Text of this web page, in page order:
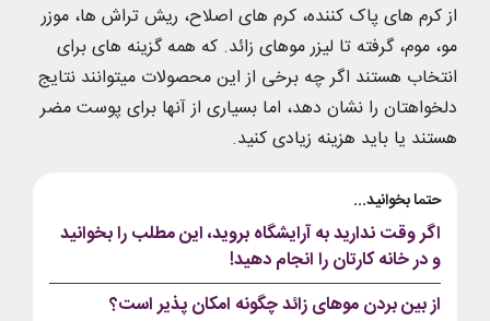
از کرم های پاک کننده، کرم های اصلاح، ریش تراش ها، موزر
مو، موم، گرفته تا لیزر موهای زائد. که همه گزینه های برای
انتخاب هستند اگر چه برخی از این محصولات میتوانند نتایج
دلخواهتان را نشان دهد، اما بسیاری از آنها برای پوست مضر
هستند یا باید هزینه زیادی کنید.
حتما بخوانید...
اگر وقت ندارید به آرایشگاه بروید، این مطلب را بخوانید
و در خانه کارتان را انجام دهید!
از بین بردن موهای زائد چگونه امکان پذیر است؟